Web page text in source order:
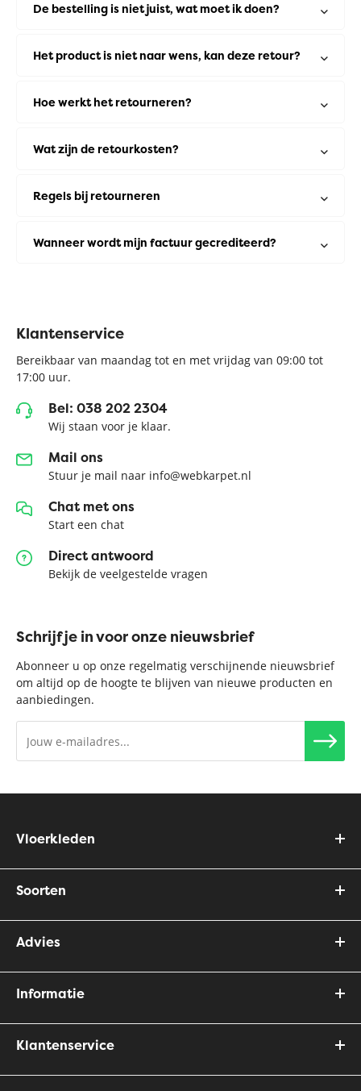
De bestelling is niet juist, wat moet ik doen?
Het product is niet naar wens, kan deze retour?
Hoe werkt het retourneren?
Wat zijn de retourkosten?
Regels bij retourneren
Wanneer wordt mijn factuur gecrediteerd?
Klantenservice
Bereikbaar van maandag tot en met vrijdag van 09:00 tot
17:00 uur.
Bel: 038 202 2304
Wij staan voor je klaar.
Mail ons
Stuur je mail naar info@webkarpet.nl
Chat met ons
Start een chat
Direct antwoord
Bekijk de veelgestelde vragen
Schrijf je in voor onze nieuwsbrief
Abonneer u op onze regelmatig verschijnende nieuwsbrief
om altijd op de hoogte te blijven van nieuwe producten en
aanbiedingen.
Vloerkleden
Soorten
Advies
Informatie
Klantenservice